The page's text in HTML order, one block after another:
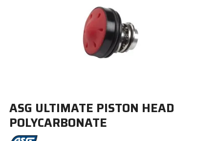
ASG ULTIMATE PISTON HEAD
POLYCARBONATE